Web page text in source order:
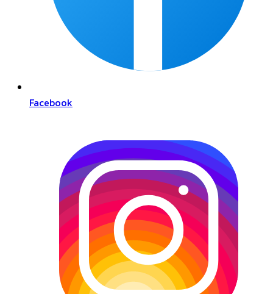
Facebook